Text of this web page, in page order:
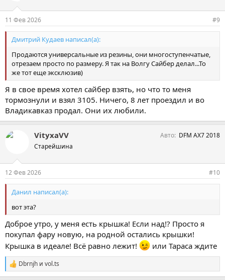
11 Фев 2026 #9
Дмитрий Кудаев написал(а):
Продаются универсальные из резины, они многоступенчатые,
отрезаем просто по размеру. Я так на Волгу Сайбер делал...То
же тот еще эксклюзив)
Я в свое время хотел сайбер взять, но что то меня
тормознули и взял 3105. Ничего, 8 лет проездил и во
Владикавказ продал. Они их любили.
VityxaVV
Старейшина
Авто DFM AX7 2018
12 Фев 2026 #10
Данил написал(а):
вот эта?
Доброе утро, у меня есть крышка! Если над!? Просто я
покупал фару новую, на родной остались крышки!
Крышка в идеале! Всё равно лежит!
или Тараса ждите
С
и
Dbrnjh и vol.ts